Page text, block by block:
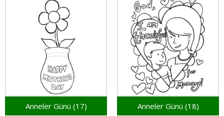
Anneler Günü (17) Anneler Günü (18)